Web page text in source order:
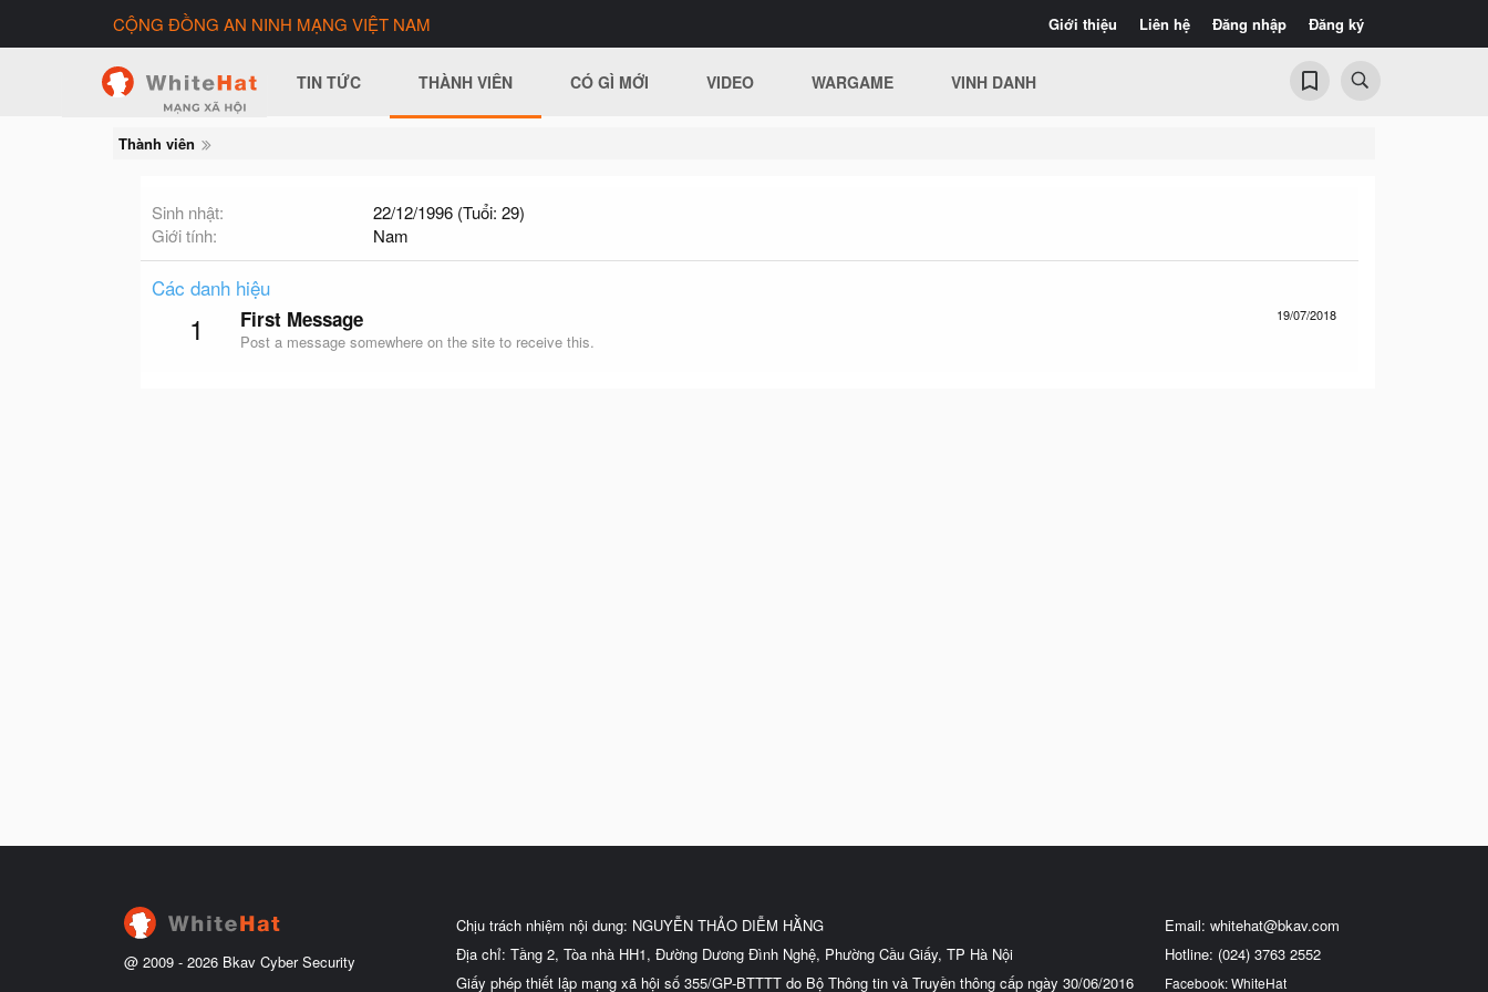
Giới thiệu Liên hệ Đăng nhập Đăng ký
CỘNG ĐỒNG AN NINH MẠNG VIỆT NAM
TIN TỨC THÀNH VIÊN CÓ GÌ MỚI VIDEO WARGAME VINH DANH
Thành viên
Sinh nhật
22/12/1996 (Tuổi: 29)
Giới tính
Nam
Các danh hiệu
1 19/07/2018
First Message
Post a message somewhere on the site to receive this.
@ 2009 - 2026 Bkav Cyber Security
Chịu trách nhiệm nội dung: NGUYỄN THẢO DIỄM HẰNG
Địa chỉ: Tầng 2, Tòa nhà HH1, Đường Dương Đình Nghệ, Phường Cầu Giấy, TP Hà Nội
Giấy phép thiết lập mạng xã hội số 355/GP-BTTTT do Bộ Thông tin và Truyền thông cấp ngày 30/06/2016
Email: whitehat@bkav.com
Hotline: (024) 3763 2552
Facebook: WhiteHat